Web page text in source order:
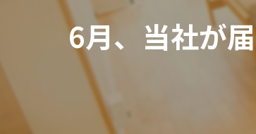
6月、当社が